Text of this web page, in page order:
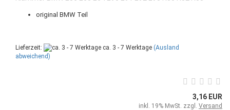
original BMW Teil
Lieferzeit: ca. 3 - 7 Werktage (Ausland
abweichend)
3,16 EUR
inkl. 19% MwSt. zzgl. Versand